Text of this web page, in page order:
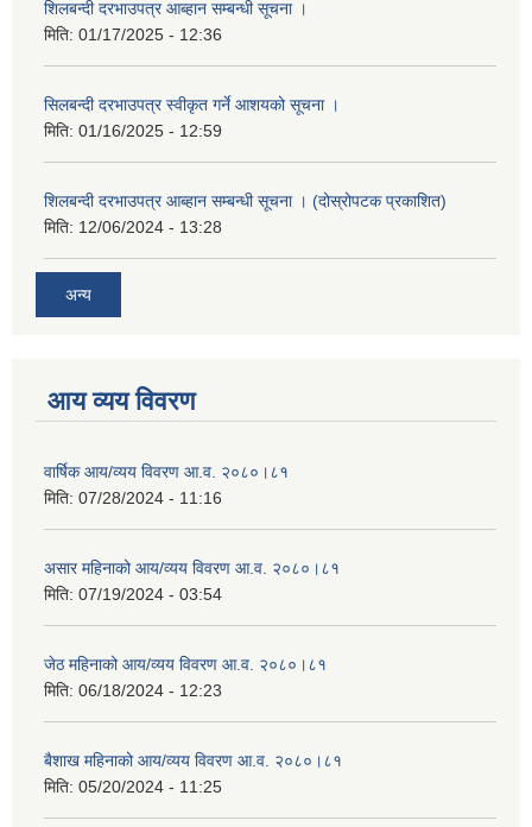
शिलबन्दी दरभाउपत्र आब्हान सम्बन्धी सूचना ।
मिति: 01/17/2025 - 12:36
सिलबन्दी दरभाउपत्र स्वीकृत गर्ने आशयको सूचना ।
मिति: 01/16/2025 - 12:59
शिलबन्दी दरभाउपत्र आब्हान सम्बन्धी सूचना । (दोस्रोपटक प्रकाशित)
मिति: 12/06/2024 - 13:28
अन्य
आय व्यय विवरण
वार्षिक आय/व्यय विवरण आ.व. २०८०।८१
मिति: 07/28/2024 - 11:16
असार महिनाको आय/व्यय विवरण आ.व. २०८०।८१
मिति: 07/19/2024 - 03:54
जेठ महिनाको आय/व्यय विवरण आ.व. २०८०।८१
मिति: 06/18/2024 - 12:23
बैशाख महिनाको आय/व्यय विवरण आ.व. २०८०।८१
मिति: 05/20/2024 - 11:25